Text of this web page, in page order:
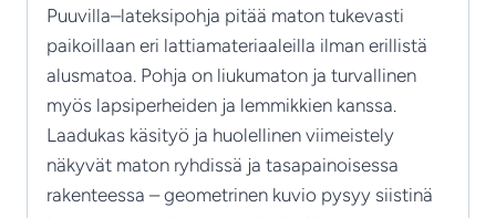
Puuvilla–lateksipohja pitää maton tukevasti
paikoillaan eri lattiamateriaaleilla ilman erillistä
alusmatoa. Pohja on liukumaton ja turvallinen
myös lapsiperheiden ja lemmikkien kanssa.
Laadukas käsityö ja huolellinen viimeistely
näkyvät maton ryhdissä ja tasapainoisessa
rakenteessa – geometrinen kuvio pysyy siistinä